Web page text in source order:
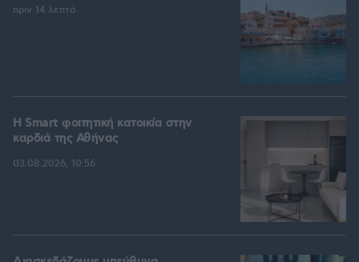
πριν 14 λεπτά
Η Smart φοιτητική κατοικία στην
καρδιά της Αθήνας
03.08.2026, 10:56